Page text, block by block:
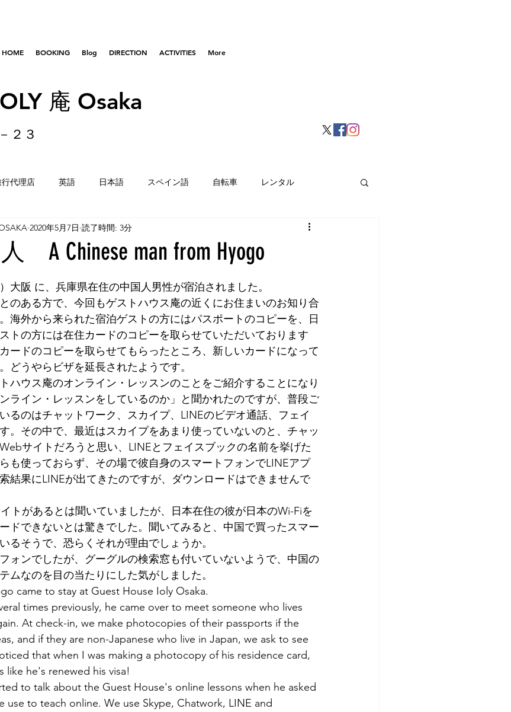
HOME BOOKING Blog DIRECTION ACTIVITIES More
庵 Osaka
２３
行代理店 英語 日本語 スペイン語 自転車 レンタル
はびきのコロセアム 東京 Hong Kong
台湾 西国三十三所 藤井寺
A Chinese man from Hyogo
2020年5月7日 読了時間: 3分
大阪 に、兵庫県在住の中国人男性が宿泊されました。
のある方で、今回もゲストハウス庵の近くにお住まいのお知り合
海外から来られた宿泊ゲストの方にはパスポートのコピーを、日
トの方には在住カードのコピーを取らせていただいております
ードのコピーを取らせてもらったところ、新しいカードになって
どうやらビザを延長されたようです。
ハウス庵のオンライン・レッスンのことをご紹介することになり
ライン・レッスンをしているのか」と聞かれたのですが、普段ご
るのはチャットワーク、スカイプ、LINEのビデオ通話、フェイ
。その中で、最近はスカイプをあまり使っていないのと、チャッ
サイトだろうと思い、LINEとフェイスブックの名前を挙げた
も使っておらず、その場で彼自身のスマートフォンでLINEアプ
結果にLINEが出てきたのですが、ダウンロードはできませんで
トがあるとは聞いていましたが、日本在住の彼が日本のWi-Fiを
ドできないとは驚きでした。聞いてみると、中国で買ったスマー
るそうで、恐らくそれが理由でしょうか。
ォンでしたが、グーグルの検索窓も付いていないようで、中国の
ムなのを目の当たりにした気がしました。
came to stay at Guest House Ioly Osaka.
times previously, he came over to meet someone who lives
At check-in, we make photocopies of their passports if the
and if they are non-Japanese who live in Japan, we ask to see
that when I was making a photocopy of his residence card,
like he's renewed his visa!
to talk about the Guest House's online lessons when he asked
use to teach online. We use Skype, Chatwork, LINE and